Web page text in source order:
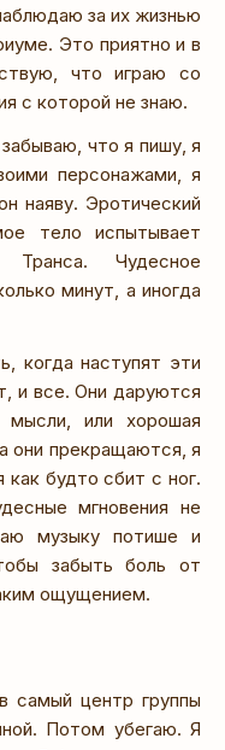
за их жизнью
Это приятно и в
что играю со
с которой не знаю.
что я пишу, я
персонажами, я
наяву. Эротический
тело испытывает
Транса. Чудесное
минут, а иногда
когда наступят эти
и все. Они даруются
или хорошая
они прекращаются, я
будто сбит с ног.
мгновения не
музыку потише и
забыть боль от
ощущением.
самый центр группы
Потом убегаю. Я